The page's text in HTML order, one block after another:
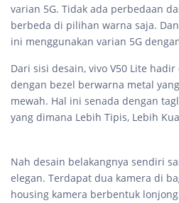
varian 5G. Tidak ada perbedaan
berbeda di pilihan warna saja.
ini menggunakan varian 5G
Dari sisi desain, vivo V50 Lite
dengan bezel berwarna metal
mewah. Hal ini senada dengan
yang dimana Lebih Tipis, Lebih
Nah desain belakangnya sendiri
elegan. Terdapat dua kamera di
housing kamera berbentuk